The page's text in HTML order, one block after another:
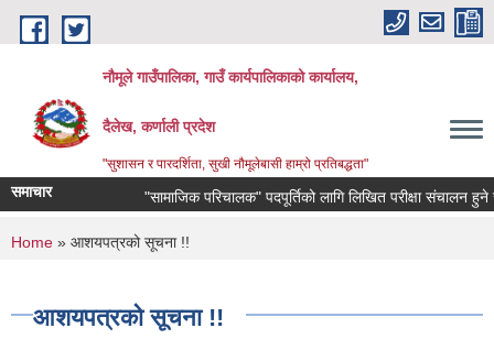
Skip to main content
नौमूले गाउँपालिका, गाउँ कार्यपालिकाको कार्यालय,
दैलेख, कर्णाली प्रदेश
"सुशासन र पारदर्शिता, सुखी नौमूलेबासी हाम्रो प्रतिबद्धता"
समाचार "सामाजिक परिचालक" पदपूर्तिको लागि लिखित परीक्षा संचालन हुने
You are here
Home » आशयपत्रको सूचना !!
आशयपत्रको सूचना !!